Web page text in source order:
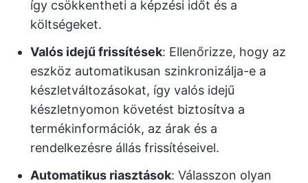
így csökkentheti a képzési időt és a
költségeket.
Valós idejű frissítések: Ellenőrizze, hogy az
eszköz automatikusan szinkronizálja-e a
készletváltozásokat, így valós idejű
készletnyomon követést biztosítva a
termékinformációk, az árak és a
rendelkezésre állás frissítéseivel.
Automatikus riasztások: Válasszon olyan